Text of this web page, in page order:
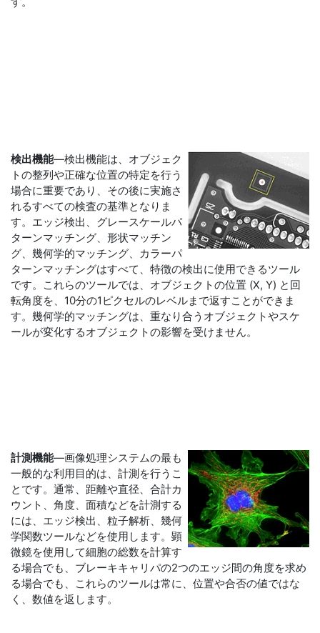
検出機能―検出機能は、オブジェク
トの整列や正確な位置の特定を行う
場合に重要であり、その後に実施さ
れるすべての検査の基準となりま
す。エッジ検出、グレースケールパ
ターンマッチング、形状マッチン
グ、幾何学的マッチング、カラーパ
ターンマッチングはすべて、特徴の検出に使用できるツール
です。これらのツールでは、オブジェクトの位置 (X, Y) と回
転角度を、10分の1ピクセルのレベルまで返すことができま
す。幾何学的マッチングは、重なり合うオブジェクトやスケ
ールが変化するオブジェクトの影響を受けません。
計測機能―画像処理システムの最も
一般的な利用目的は、計測を行うこ
とです。通常、距離や直径、合計カ
ウント、角度、面積などを計測する
には、エッジ検出、粒子解析、幾何
学関数ツールなどを使用します。顕
微鏡を使用して細胞の総数を計算す
る場合でも、ブレーキキャリパの2つのエッジ間の角度を求め
る場合でも、これらのツールは常に、位置や合否の値ではな
く、数値を返します。